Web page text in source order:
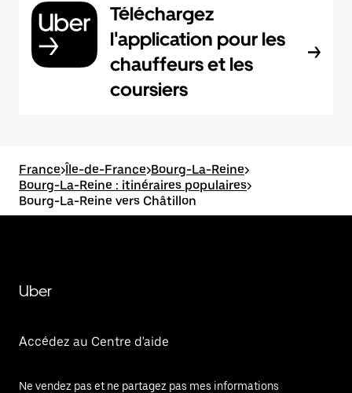
Téléchargez
l'application pour les
chauffeurs et les
coursiers
France>Île-de-France>Bourg-La-Reine>
Bourg-La-Reine : itinéraires populaires>
Bourg-La-Reine vers Châtillon
Uber
Accédez au Centre d'aide
Ne vendez pas et ne partagez pas mes informations